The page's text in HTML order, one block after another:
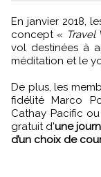
En janvier 2018, les deux partenaires avaient déjà lancé le
concept « Travel
vol destinées à
méditation et le
De plus, les
fidélité Marco
Cathay Pacific
gratuit d'une
d’un choix de